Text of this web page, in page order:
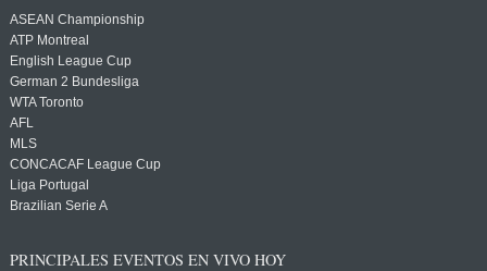
ASEAN Championship
ATP Montreal
English League Cup
German 2 Bundesliga
WTA Toronto
AFL
MLS
CONCACAF League Cup
Liga Portugal
Brazilian Serie A
PRINCIPALES EVENTOS EN VIVO HOY